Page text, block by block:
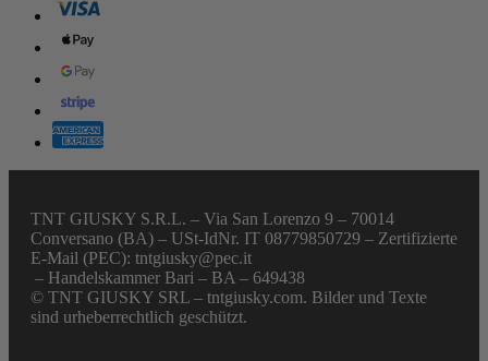
TNT GIUSKY S.R.L. – Via San Lorenzo 9 – 70014
Conversano (BA) – USt-IdNr. IT 08779850729 – Zertifizierte
E-Mail (PEC): tntgiusky@pec.it
– Handelskammer Bari – BA – 649438
© TNT GIUSKY SRL – tntgiusky.com. Bilder und Texte
sind urheberrechtlich geschützt.